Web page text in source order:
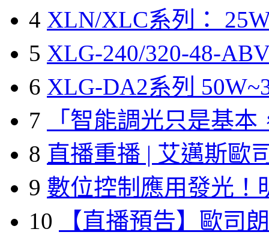
4 XLN/XLC系列：
5 XLG-240/320-48-
6 XLG-DA2系列
7
「智能調光只是基本
8 直播重播 | 艾邁斯歐
9 數位控制應用發光！
10
【直播預告】歐司